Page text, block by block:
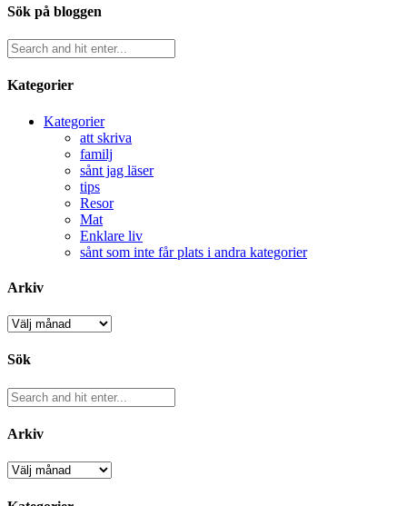
Sök på bloggen
Kategorier
Kategorier
att skriva
familj
sånt jag läser
tips
Resor
Mat
Enklare liv
sånt som inte får plats i andra kategorier
Arkiv
Arkiv
Sök
Arkiv
Arkiv